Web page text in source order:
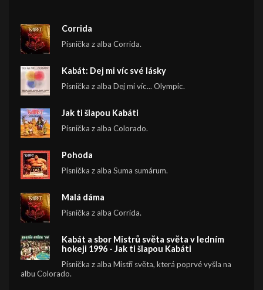
Corrida
Písnička z alba Corrida.
Kabát: Dej mi víc své lásky
Písnička z alba Dej mi víc... Olympic.
Jak ti šlapou Kabáti
Písnička z alba Colorado.
Pohoda
Písnička z alba Suma sumárum.
Malá dáma
Písnička z alba Corrida.
Kabát a sbor Mistrů světa světa v ledním
hokeji 1996 - Jak ti šlapou Kabáti
Písnička z alba Mistři světa, která poprvé vyšla na
albu Colorado.